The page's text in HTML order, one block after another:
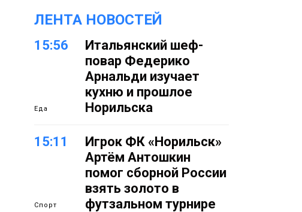
ЛЕНТА НОВОСТЕЙ
15:56
Еда
Итальянский шеф-
повар Федерико
Арнальди изучает
кухню и прошлое
Норильска
15:11
Спорт
Игрок ФК «Норильск»
Артём Антошкин
помог сборной России
взять золото в
футзальном турнире